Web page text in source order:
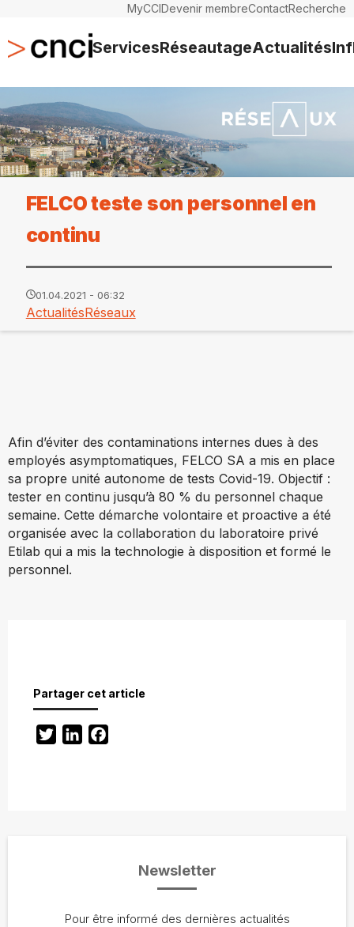
MyCCIDevenir membreContactRecherche
ServicesRéseautageActualités
FELCO teste son personnel en
continu
01.04.2021 - 06:32
ActualitésRéseaux
Afin d’éviter des contaminations internes dues à des
employés asymptomatiques, FELCO SA a mis en place
sa propre unité autonome de tests Covid-19. Objectif :
tester en continu jusqu’à 80 % du personnel chaque
semaine. Cette démarche volontaire et proactive a été
organisée avec la collaboration du laboratoire privé
Etilab qui a mis la technologie à disposition et formé le
personnel.
Partager cet article
TwitterLinkedIn
Newsletter
Pour être informé des dernières actualités